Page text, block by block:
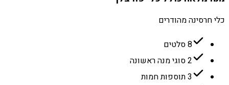
כלי חרסינה מהודרים
8 סלטים
2 סוגי מנה ראשונה
3 תוספות חמות